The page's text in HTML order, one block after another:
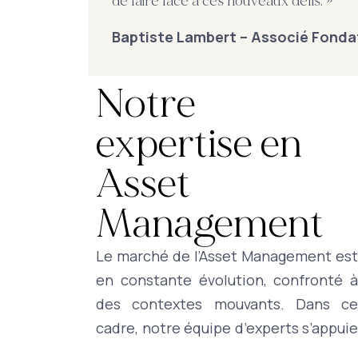
Baptiste Lambert – Associé
Notre
expertise en
Asset
Management
Le marché de l’Asset Management est
en constante évolution, confronté à
des contextes mouvants. Dans ce
cadre, notre équipe d’experts s’appuie